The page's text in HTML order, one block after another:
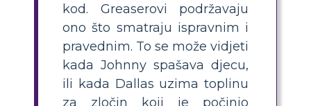
kod. Greaserovi podržavaju
ono što smatraju ispravnim i
pravednim. To se može vidjeti
kada Johnny spašava djecu,
ili kada Dallas uzima toplinu
za zločin koji je počinio